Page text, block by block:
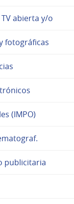
abierta y/o
fotográficas
(IMPO)
publicitaria